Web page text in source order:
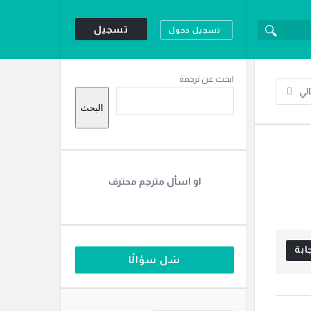
تسجيل دخول تسجيل
القائمة
ابحث عن ترجمة
البحث
او اسأل مترجم محترف
سَل سؤالًا